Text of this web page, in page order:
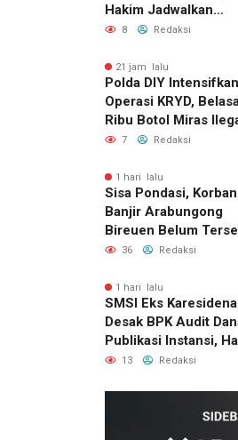
Hakim Jadwalkan
Pemanggilan Ulang
8 Redaksi
21 jam lalu
Polda DIY Intensifkan
Operasi KRYD,
Ribu Botol Miras
Berhasil Diamankan
7 Redaksi
1 hari lalu
Sisa Pondasi, Korban
Banjir Arabungong
Bireuen Belum
Bantuan
36 Redaksi
1 hari lalu
SMSI Eks
Desak BPK Audit
Publikasi Instansi,
untuk Perusahaan
13 Redaksi